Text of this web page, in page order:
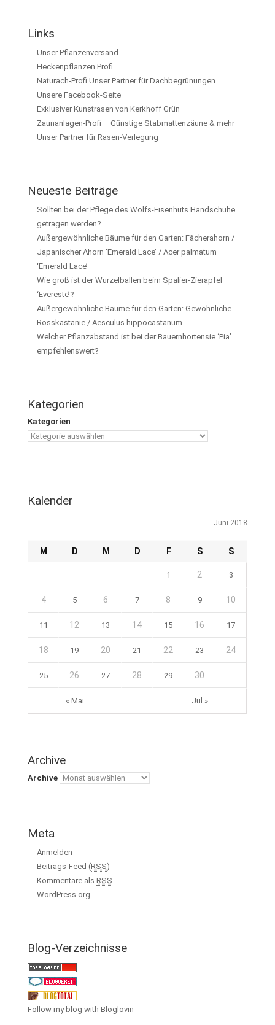
Links
Unser Pflanzenversand
Heckenpflanzen Profi
Naturach-Profi Unser Partner für Dachbegrünungen
Unsere Facebook-Seite
Exklusiver Kunstrasen von Kerkhoff Grün
Zaunanlagen-Profi – Günstige Stabmattenzäune & mehr
Unser Partner für Rasen-Verlegung
Neueste Beiträge
Sollten bei der Pflege des Wolfs-Eisenhuts Handschuhe
getragen werden?
Außergewöhnliche Bäume für den Garten: Fächerahorn /
Japanischer Ahorn ‘Emerald Lace’ / Acer palmatum
‘Emerald Lace’
Wie groß ist der Wurzelballen beim Spalier-Zierapfel
‘Evereste’?
Außergewöhnliche Bäume für den Garten: Gewöhnliche
Rosskastanie / Aesculus hippocastanum
Welcher Pflanzabstand ist bei der Bauernhortensie ‘Pia’
empfehlenswert?
Kategorien
Kategorien
Kalender
Juni 2018
M D M D F S S
« Mai Jul »
1 2 3
4 5 6 7 8 9 10
11 12 13 14 15 16 17
18 19 20 21 22 23 24
25 26 27 28 29 30
Archive
Archive
Meta
Anmelden
Beitrags-Feed (RSS)
Kommentare als RSS
WordPress.org
Blog-Verzeichnisse
Follow my blog with Bloglovin